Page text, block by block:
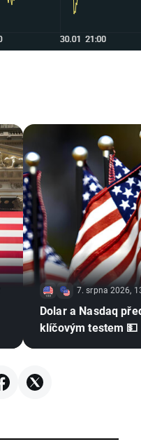
7. srpna 2026,
Dolar a Nasdaq
klíčovým testem 💵